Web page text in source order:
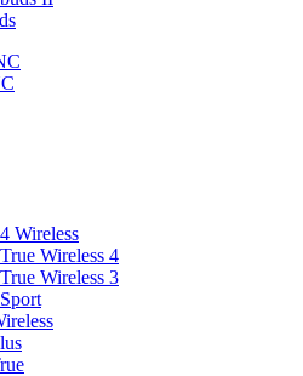
Wireless
Wireless 4
Wireless 3